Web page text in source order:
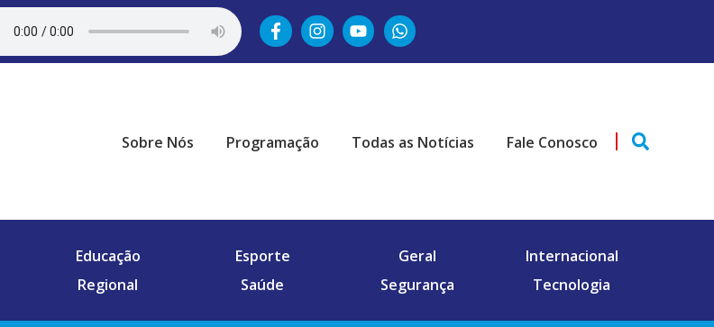
Sobre Nós Programação Todas as Notícias Fale Conosco
Educação Esporte Geral
Internacional
Regional Saúde Segurança Tecnologia